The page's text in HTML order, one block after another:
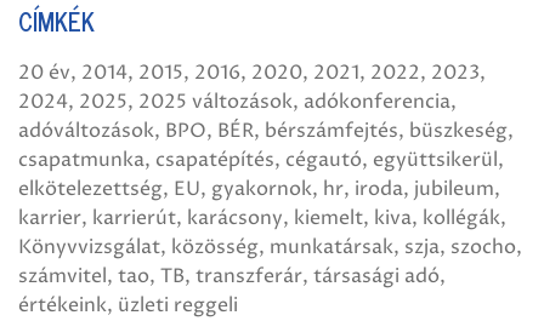
CÍMKÉK
20 év 2014 2015 2016 2020 2021 2022 2023
2024 2025 2025 változások adókonferencia
adóváltozások BPO BÉR bérszámfejtés büszkeség
csapatmunka csapatépítés cégautó együttsikerül
elkötelezettség EU gyakornok hr iroda jubileum
karrier karrierút karácsony kiemelt kiva kollégák
Könyvvizsgálat közösség munkatársak szja szocho
számvitel tao TB transzferár társasági adó
értékeink üzleti reggeli